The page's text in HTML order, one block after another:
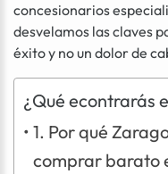
concesionarios
desvelamos las claves
éxito y no un dolor de
¿Qué econtrarás
1. Por qué
comprar barato